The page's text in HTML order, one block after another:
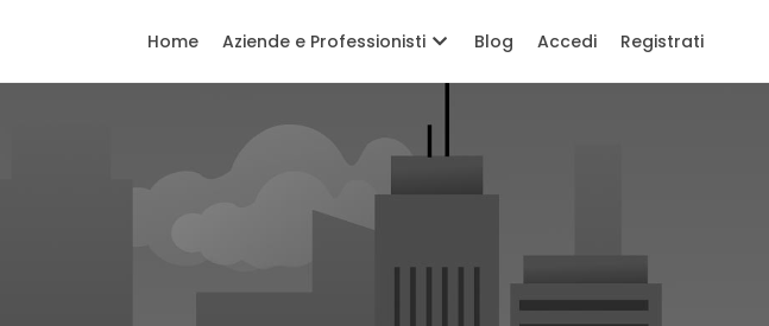
Home Aziende e Professionisti Blog Accedi Registrati